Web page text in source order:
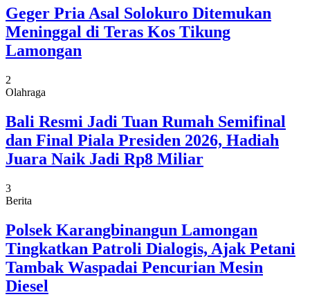
Geger Pria Asal Solokuro Ditemukan
Meninggal di Teras Kos Tikung
Lamongan
2
Olahraga
Bali Resmi Jadi Tuan Rumah Semifinal
dan Final Piala Presiden 2026, Hadiah
Juara Naik Jadi Rp8 Miliar
3
Berita
Polsek Karangbinangun Lamongan
Tingkatkan Patroli Dialogis, Ajak Petani
Tambak Waspadai Pencurian Mesin
Diesel